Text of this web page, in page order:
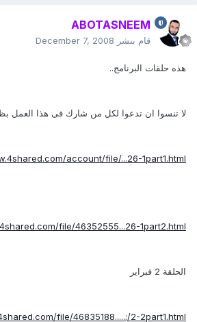
ABOTASNEEM
قام بنشر December 7, 2008
هذه حلقات البرنامج..
لا تنسوا ان تدعوا لكل من شارك فى هذا العمل
account/file/...26-1part1.html
file/46352555...26-1part2.html
الحلقة 2 فبراير
file/46835188.....;/2-2part1.html